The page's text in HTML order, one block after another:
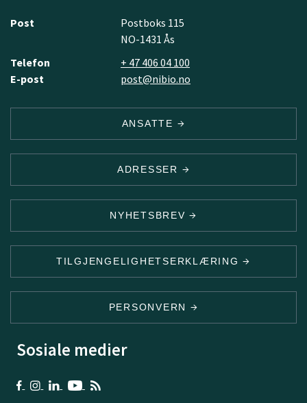
Post
Postboks 115
NO-1431 Ås
Telefon
+ 47 406 04 100
E-post
post@nibio.no
ANSATTE
ADRESSER
NYHETSBREV
TILGJENGELIGHETSERKLÆRING
PERSONVERN
Sosiale medier